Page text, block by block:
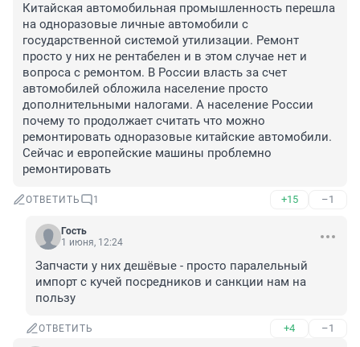
Китайская автомобильная промышленность перешла
на одноразовые личные автомобили с
государственной системой утилизации. Ремонт
просто у них не рентабелен и в этом случае нет и
вопроса с ремонтом. В России власть за счет
автомобилей обложила население просто
дополнительными налогами. А население России
почему то продолжает считать что можно
ремонтировать одноразовые китайские автомобили.
Сейчас и европейские машины проблемно
ремонтировать
ОТВЕТИТЬ 1 +15 –1
Гость
1 июня, 12:24
Запчасти у них дешёвые - просто паралельный
импорт с кучей посредников и санкции нам на
пользу
ОТВЕТИТЬ +4 –1